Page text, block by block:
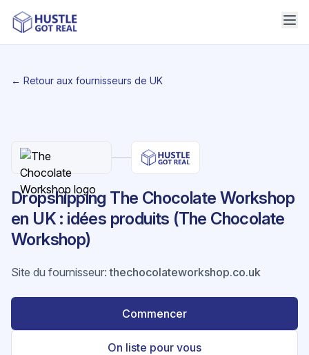
← Retour aux fournisseurs de UK
Dropshipping The Chocolate Workshop
en UK : idées produits (The Chocolate
Workshop)
Site du fournisseur:thechocolateworkshop.co.uk
Commencer
On liste pour vous